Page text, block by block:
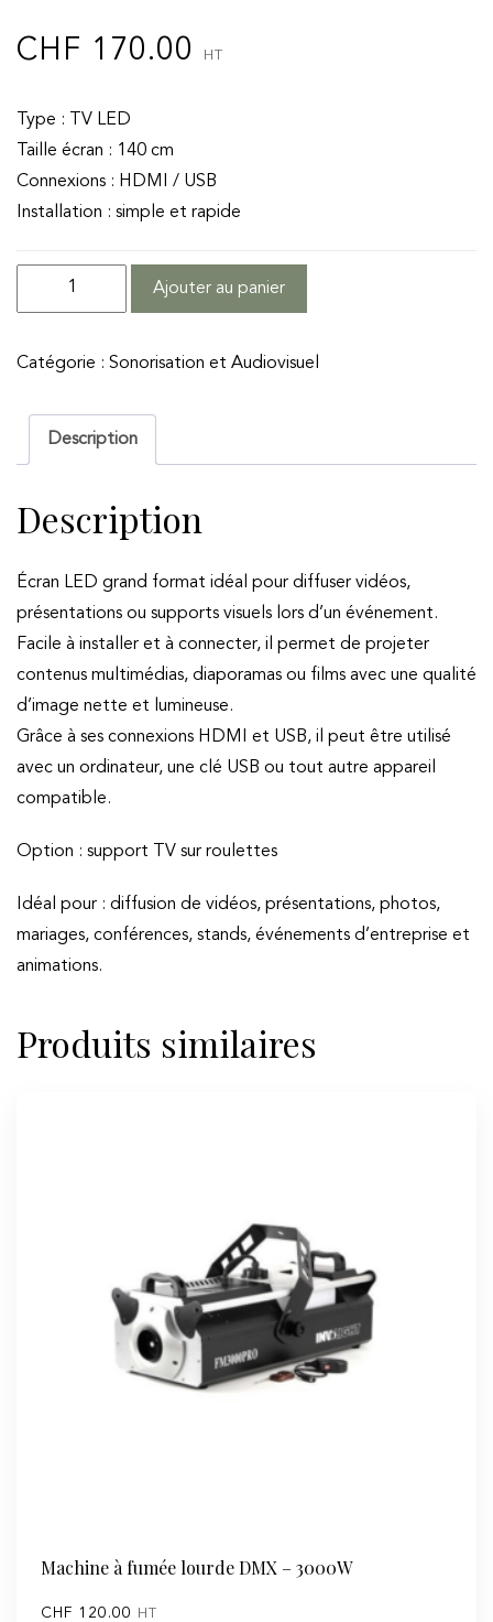
CHF 170.00 HT
Type : TV LED
Taille écran : 140 cm
Connexions : HDMI / USB
Installation : simple et rapide
quantité
de
LED
Ajouter au panier
Catégorie : Sonorisation et Audiovisuel
Description
Description
Écran LED grand format idéal pour diffuser vidéos,
présentations ou supports visuels lors d’un événement.
Facile à installer et à connecter, il permet de projeter
contenus multimédias, diaporamas ou films avec une qualité
d’image nette et lumineuse.
Grâce à ses connexions HDMI et USB, il peut être utilisé
avec un ordinateur, une clé USB ou tout autre appareil
compatible.
Option : support TV sur roulettes
Idéal pour : diffusion de vidéos, présentations, photos,
mariages, conférences, stands, événements d’entreprise et
animations.
Produits similaires
Machine à fumée lourde DMX – 3000W
CHF 120.00 HT